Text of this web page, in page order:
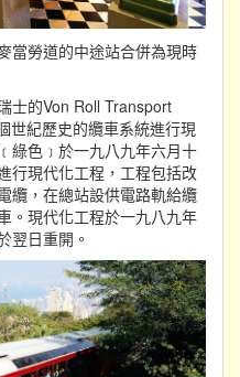
當勞道的中途站合併為現時
士的Von Roll Transport
世紀歷史的纜車系統進行現
綠色﹞於一九八九年六月十
行現代化工程，工程包括改
纜，在總站設供電路軌給纜
。現代化工程於一九八九年
翌日重開。